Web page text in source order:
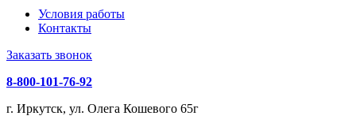
Условия работы
Контакты
Заказать звонок
8-800-101-76-92
г. Иркутск, ул. Олега Кошевого 65г